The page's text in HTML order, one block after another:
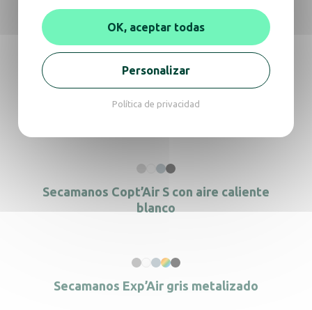
Archicad
En la misma gama, descubra
Secamanos Copt’Air S con aire caliente
blanco
Secamanos Exp’Air gris metalizado
OK, aceptar todas
Personalizar
Política de privacidad